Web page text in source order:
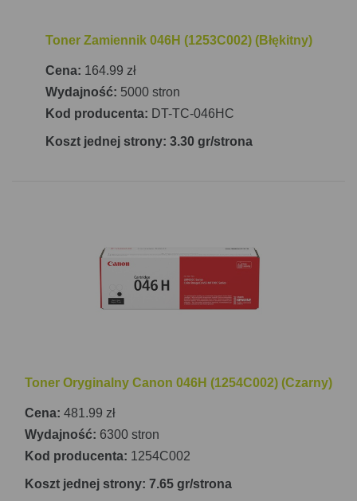
Toner Zamiennik 046H (1253C002) (Błękitny)
Cena: 164.99 zł
Wydajność: 5000 stron
Kod producenta: DT-TC-046HC
Koszt jednej strony: 3.30 gr/strona
Toner Oryginalny Canon 046H (1254C002) (Czarny)
Cena: 481.99 zł
Wydajność: 6300 stron
Kod producenta: 1254C002
Koszt jednej strony: 7.65 gr/strona